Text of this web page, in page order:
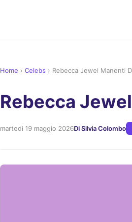
Home › Celebs › Rebecca Jewel Manenti
Rebecca
martedì 19 maggio 2026Di Silvia Colombo